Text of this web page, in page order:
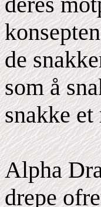
de
som å
snakke
Alpha
drepe